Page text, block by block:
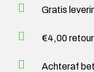
Gratis
€4,00
Achteraf